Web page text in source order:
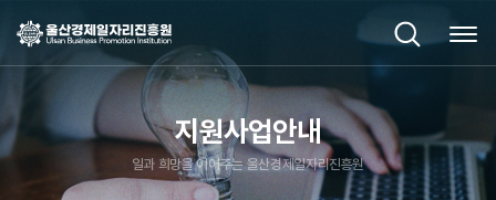
지원사업안내
일과 희망을 이어주는 울산경제일자리진흥원